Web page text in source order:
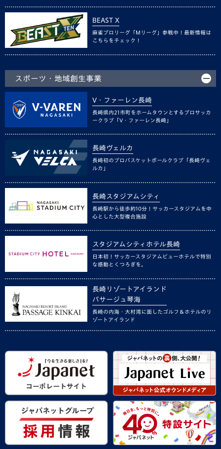
BEAST X
麻雀プロリーグ「Mリーグ」参戦中！最新情報は
こちらをチェック！
スポーツ・地域創生事業
V・ファーレン長崎
長崎県内21市町をホームタウンとするプロサッカ
ークラブ「V・ファーレン長崎」
長崎ヴェルカ
長崎初のプロバスケットボールクラブ「長崎ヴェ
ルカ」
長崎スタジアムシティ
長崎駅から徒歩約10分！サッカースタジアムを中
心とした大型複合施設
スタジアムシティホテル長崎
日本初！サッカースタジアムビューホテルで特別
な感動とくつろぎを。
長崎リゾートアイランド
パサージュ琴海
長崎の内海・大村湾に面したゴルフ＆ホテルのリ
ゾートアイランド